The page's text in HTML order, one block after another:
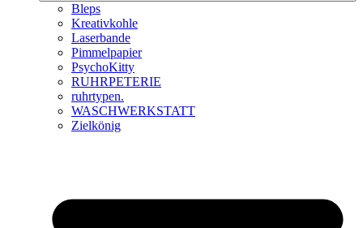
Bleps
Kreativkohle
Laserbande
Pimmelpapier
PsychoKitty
RUHRPETERIE
ruhrtypen.
WASCHWERKSTATT
Zielkönig